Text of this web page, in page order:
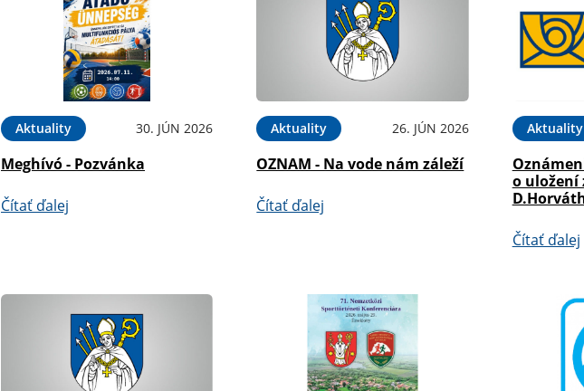
Aktuality 30. JÚN 2026
Meghívó - Pozvánka
Čítať ďalej
Aktuality 26. JÚN 2026
OZNAM - Na vode nám záleží
Čítať ďalej
Aktuality
o uložení
Čítať ďalej